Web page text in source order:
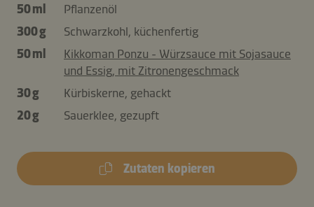
50 ml
Pflanzenöl
300 g
Schwarzkohl, küchenfertig
50 ml
Kikkoman Ponzu - Würzsauce mit Sojasauce
und Essig, mit Zitronengeschmack
30 g
Kürbiskerne, gehackt
20 g
Sauerklee, gezupft
Zutaten kopieren